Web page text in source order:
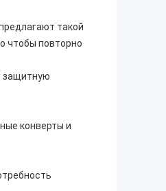
такой
чтобы повторно
защитную
конверты и